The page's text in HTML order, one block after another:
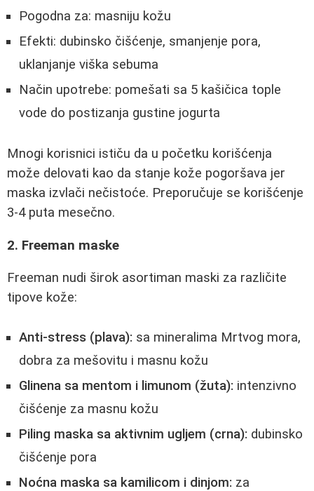
Pogodna za: masniju kožu
Efekti: dubinsko čišćenje, smanjenje pora,
uklanjanje viška sebuma
Način upotrebe: pomešati sa 5 kašičica tople
vode do postizanja gustine jogurta
Mnogi korisnici ističu da u početku korišćenja
može delovati kao da stanje kože pogoršava jer
maska izvlači nečistoće. Preporučuje se korišćenje
3-4 puta mesečno.
2. Freeman maske
Freeman nudi širok asortiman maski za različite
tipove kože:
Anti-stress (plava): sa mineralima Mrtvog mora,
dobra za mešovitu i masnu kožu
Glinena sa mentom i limunom (žuta): intenzivno
čišćenje za masnu kožu
Piling maska sa aktivnim ugljem (crna): dubinsko
čišćenje pora
Noćna maska sa kamilicom i dinjom: za